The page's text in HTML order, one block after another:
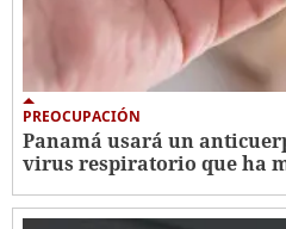
PREOCUPACIÓN
Panamá usará un
virus respiratorio que ha